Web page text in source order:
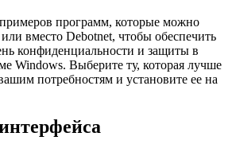
программ, которые можно
или вместо Debotnet, чтобы обеспечить
конфиденциальности и защиты в
Windows. Выберите ту, которая лучше
потребностям и установите ее на